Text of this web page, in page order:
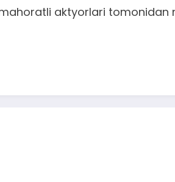
aktyorlari tomonidan